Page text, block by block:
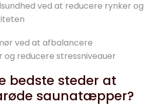
ved at reducere rynker og
ved at afbalancere
og reducere stressniveauer
bedste steder at
saunatæpper?